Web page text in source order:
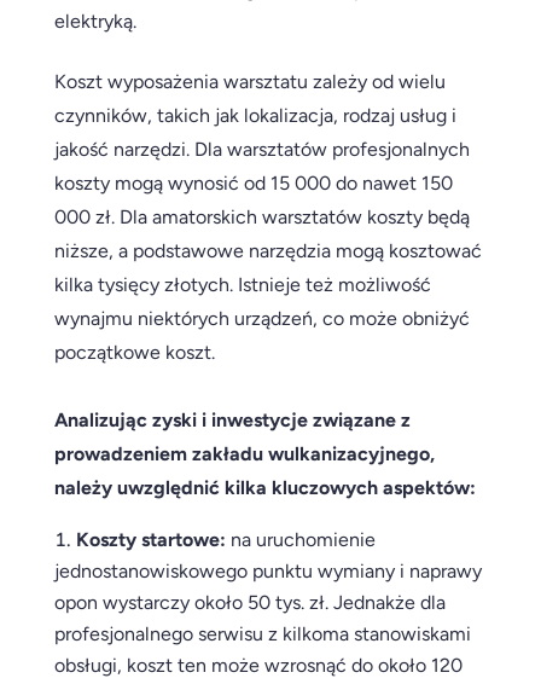
elektryką.
Koszt wyposażenia warsztatu zależy od wielu
czynników, takich jak lokalizacja, rodzaj usług i
jakość narzędzi. Dla warsztatów profesjonalnych
koszty mogą wynosić od 15 000 do nawet 150
000 zł. Dla amatorskich warsztatów koszty będą
niższe, a podstawowe narzędzia mogą kosztować
kilka tysięcy złotych. Istnieje też możliwość
wynajmu niektórych urządzeń, co może obniżyć
początkowe koszt.
Analizując zyski i inwestycje związane z
prowadzeniem zakładu wulkanizacyjnego,
należy uwzględnić kilka kluczowych aspektów:
Koszty startowe: na uruchomienie
jednostanowiskowego punktu wymiany i naprawy
opon wystarczy około 50 tys. zł. Jednakże dla
profesjonalnego serwisu z kilkoma stanowiskami
obsługi, koszt ten może wzrosnąć do około 120